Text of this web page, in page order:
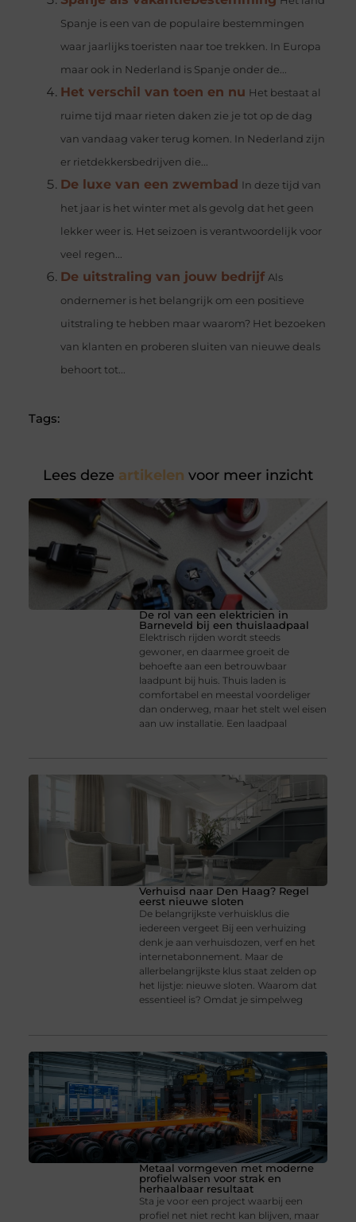
Spanje is een van de populaire bestemmingen
waar jaarlijks toeristen naar toe trekken. In Europa
maar ook in Nederland is Spanje onder de...
Het verschil van toen en nu Het bestaat al
ruime tijd maar rieten daken zie je tot op de dag
van vandaag vaker terug komen. In Nederland zijn
er rietdekkersbedrijven die...
De luxe van een zwembad In deze tijd van
het jaar is het winter met als gevolg dat het geen
lekker weer is. Het seizoen is verantwoordelijk voor
veel regen...
De uitstraling van jouw bedrijf Als
ondernemer is het belangrijk om een positieve
uitstraling te hebben maar waarom? Het bezoeken
van klanten en proberen sluiten van nieuwe deals
behoort tot...
Tags:
Lees deze artikelen voor meer inzicht
De rol van een elektricien in
Barneveld bij een thuislaadpaal
Elektrisch rijden wordt steeds
gewoner, en daarmee groeit de
behoefte aan een betrouwbaar
laadpunt bij huis. Thuis laden is
comfortabel en meestal voordeliger
dan onderweg, maar het stelt wel eisen
aan uw installatie. Een laadpaal
Verhuisd naar Den Haag? Regel
eerst nieuwe sloten
De belangrijkste verhuisklus die
iedereen vergeet Bij een verhuizing
denk je aan verhuisdozen, verf en het
internetabonnement. Maar de
allerbelangrijkste klus staat zelden op
het lijstje: nieuwe sloten. Waarom dat
essentieel is? Omdat je simpelweg
Metaal vormgeven met moderne
profielwalsen voor strak en
herhaalbaar resultaat
Sta je voor een project waarbij een
profiel net niet recht kan blijven, maar